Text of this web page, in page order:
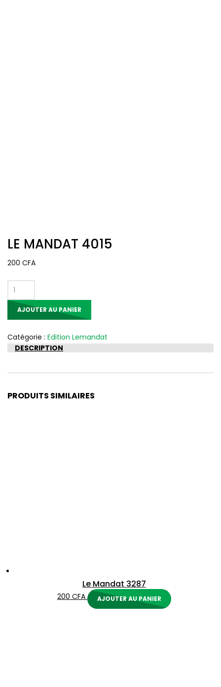
LE MANDAT 4015
200 CFA
quantité
de
4015
AJOUTER AU PANIER
Catégorie : Edition Lemandat
DESCRIPTION
PRODUITS SIMILAIRES
Le Mandat 3287
200 CFA AJOUTER AU PANIER